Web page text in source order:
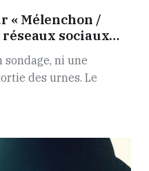
« Mélenchon /
sociaux…
sondage, ni une
des urnes. Le